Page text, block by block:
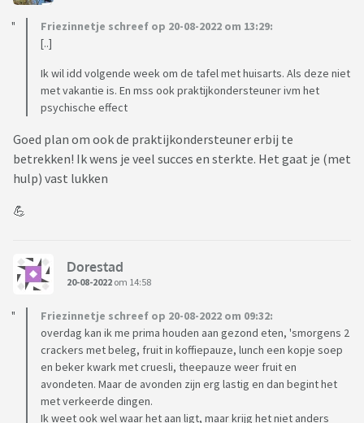
Friezinnetje schreef op 20-08-2022 om 13:29:
[..]
Ik wil idd volgende week om de tafel met huisarts. Als deze niet
met vakantie is. En mss ook praktijkondersteuner ivm het
psychische effect
Goed plan om ook de praktijkondersteuner erbij te
betrekken! Ik wens je veel succes en sterkte. Het gaat je (met
hulp) vast lukken
💪
Dorestad
20-08-2022 om 14:58
Friezinnetje schreef op 20-08-2022 om 09:32:
overdag kan ik me prima houden aan gezond eten, 'smorgens 2
crackers met beleg, fruit in koffiepauze, lunch een kopje soep
en beker kwark met cruesli, theepauze weer fruit en
avondeten. Maar de avonden zijn erg lastig en dan begint het
met verkeerde dingen.
Ik weet ook wel waar het aan ligt, maar krijg het niet anders